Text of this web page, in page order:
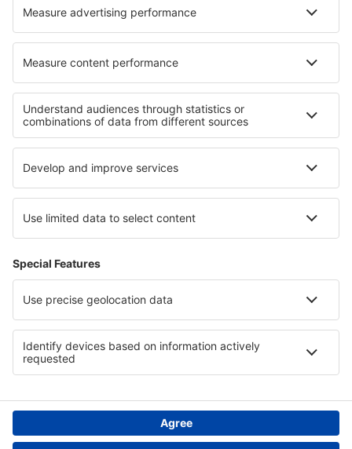
Hoteluri în Niuafo'ou Hoteluri în Skippers
Hoteluri în Clarendon Hills Hoteluri în Anhee
Cele mai bune hoteluri - regiuni
Hoteluri in Los Santos Hoteluri in Gran Canaria
Hoteluri in Zakynthos Hoteluri in Fjords Region